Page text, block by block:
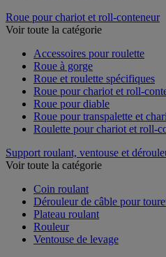
Roue pour chariot et roll-conteneur
Voir toute la catégorie
Accessoires pour roulette
Roue à gorge
Roue et roulette spécifiques
Roue pour chariot et roll-
Roue pour diable
Roue pour transpalette et
Roulette pour chariot et roll-
Support roulant, ventouse et
Voir toute la catégorie
Coin roulant
Dérouleur de câble pour
Plateau roulant
Rouleur
Ventouse de levage